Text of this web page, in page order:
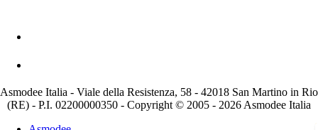
Asmodee Italia - Viale della Resistenza, 58 - 42018 San Martino in Rio
(RE) - P.I. 02200000350 - Copyright © 2005 - 2026 Asmodee Italia